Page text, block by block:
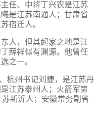
任、中将丁兴农是江苏
是江苏南通人；甘肃省
宿迁人。
人，但其起家之地是江
薛祥似有渊源。他曾任
之一。
杭州书记刘捷，是江苏丹
江苏泰州人；火箭军第
新沂人；安徽常务副省